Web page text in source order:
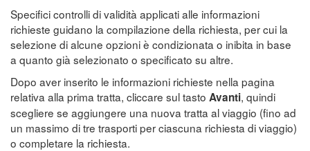
Specifici controlli di validità applicati alle informazioni
richieste guidano la compilazione della richiesta, per cui la
selezione di alcune opzioni è condizionata o inibita in base
a quanto già selezionato o specificato su altre.
Dopo aver inserito le informazioni richieste nella pagina
relativa alla prima tratta, cliccare sul tasto Avanti, quindi
scegliere se aggiungere una nuova tratta al viaggio (fino ad
un massimo di tre trasporti per ciascuna richiesta di viaggio)
o completare la richiesta.